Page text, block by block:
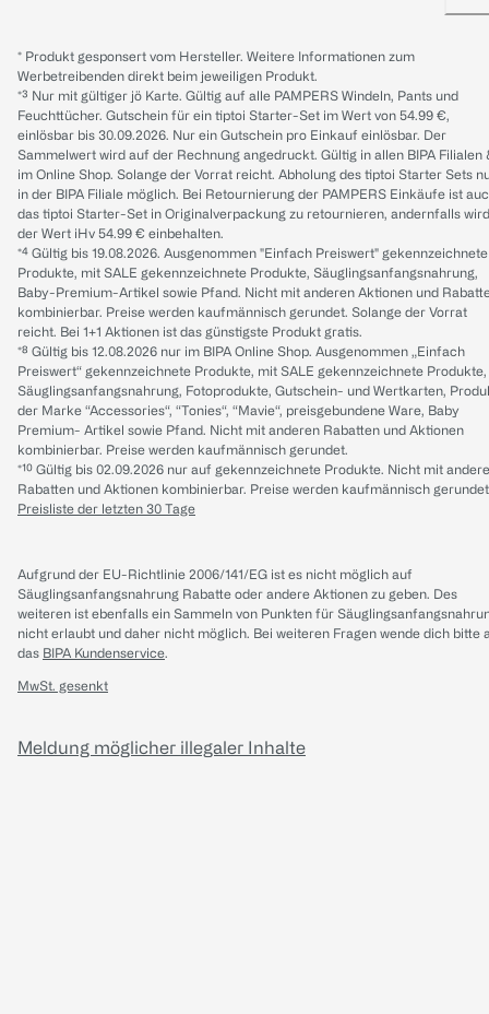
* Produkt gesponsert vom Hersteller. Weitere Informationen zum
Werbetreibenden direkt beim jeweiligen Produkt.
*³ Nur mit gültiger jö Karte. Gültig auf alle PAMPERS Windeln, Pants und
Feuchttücher. Gutschein für ein tiptoi Starter-Set im Wert von 54.99 €,
einlösbar bis 30.09.2026. Nur ein Gutschein pro Einkauf einlösbar. Der
Sammelwert wird auf der Rechnung angedruckt. Gültig in allen BIPA Filialen
im Online Shop. Solange der Vorrat reicht. Abholung des tiptoi Starter Sets
in der BIPA Filiale möglich. Bei Retournierung der PAMPERS Einkäufe ist
das tiptoi Starter-Set in Originalverpackung zu retournieren, andernfalls wird
der Wert iHv 54.99 € einbehalten.
*⁴ Gültig bis 19.08.2026. Ausgenommen "Einfach Preiswert" gekennzeichnete
Produkte, mit SALE gekennzeichnete Produkte, Säuglingsanfangsnahrung,
Baby-Premium-Artikel sowie Pfand. Nicht mit anderen Aktionen und
kombinierbar. Preise werden kaufmännisch gerundet. Solange der Vorrat
reicht. Bei 1+1 Aktionen ist das günstigste Produkt gratis.
*⁸ Gültig bis 12.08.2026 nur im BIPA Online Shop. Ausgenommen „Einfach
Preiswert“ gekennzeichnete Produkte, mit SALE gekennzeichnete Produkte,
Säuglingsanfangsnahrung, Fotoprodukte, Gutschein- und Wertkarten,
der Marke “Accessories“, “Tonies“, “Mavie“, preisgebundene Ware, Baby
Premium- Artikel sowie Pfand. Nicht mit anderen Rabatten und Aktionen
kombinierbar. Preise werden kaufmännisch gerundet.
*¹⁰ Gültig bis 02.09.2026 nur auf gekennzeichnete Produkte. Nicht mit
Rabatten und Aktionen kombinierbar. Preise werden kaufmännisch
Preisliste der letzten 30 Tage
Aufgrund der EU-Richtlinie 2006/141/EG ist es nicht möglich auf
Säuglingsanfangsnahrung Rabatte oder andere Aktionen zu geben. Des
weiteren ist ebenfalls ein Sammeln von Punkten für
nicht erlaubt und daher nicht möglich. Bei weiteren Fragen wende dich bitte
das BIPA Kundenservice.
MwSt. gesenkt
Meldung möglicher illegaler Inhalte